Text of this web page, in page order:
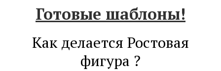
Готовые шаблоны!
Как делается Ростовая
фигура ?